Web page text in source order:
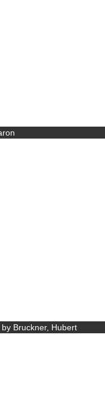
Bruckner, Hubert